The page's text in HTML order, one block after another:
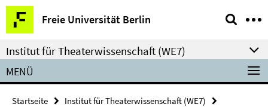
Springe
direkt
zu
Inhalt
Freie Universität Berlin
Service-
Navigation
Institut für Theaterwissenschaft (WE7)
MENÜ
Startseite
Institut für Theaterwissenschaft (WE7)